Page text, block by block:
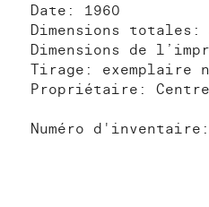
Date: 1960
Dimensions totales:
Dimensions de
Tirage: exemplaire
Propriétaire:
Numéro d'inventaire: